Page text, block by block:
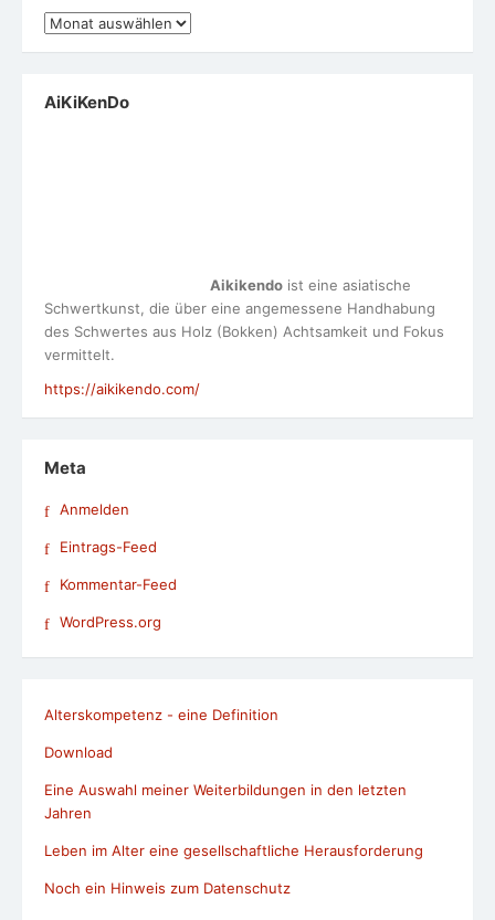
Archiv
AiKiKenDo
Meta
Anmelden
Eintrags-Feed
WordPress.org
Speakerinnen-Liste
Studien zu den Themen Alter und Digitalisierung
Termine: Veranstaltungen, Seminare und Workshops